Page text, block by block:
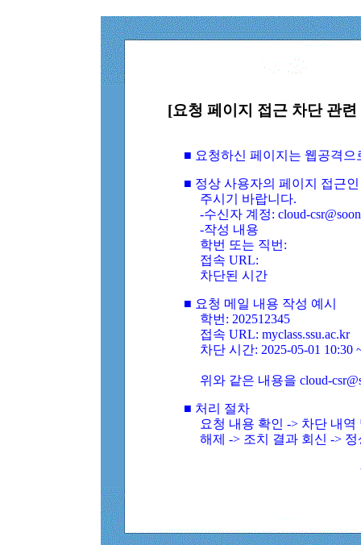
[요청 페이지 접근 차단 관
■ 요청하신 페이지는 웹공격
■ 정상 사용자의 페이지 접근
주시기 바랍니다.
-수신자 계정: cloud-
-작성 내용
학번 또는 직번:
접속 URL:
차단된 시간
■ 요청 메일 내용 작성 예시
학번: 202512345
접속 URL: myclass.ssu.ac.kr
차단 시간: 2025-05-01 10:30
위와 같은 내용을 cloud-
■ 처리 절차
요청 내용 확인 -> 차단 내
해제 -> 조치 결과 회신 ->